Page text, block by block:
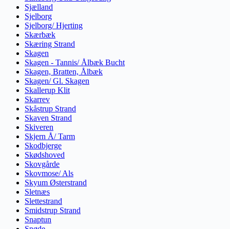
Sjælland
Sjelborg
Sjelborg/ Hjerting
Skærbæk
Skæring Strand
Skagen
Skagen - Tannis/ Ålbæk Bucht
Skagen, Bratten, Ålbæk
Skagen/ Gl. Skagen
Skallerup Klit
Skarrev
Skåstrup Strand
Skaven Strand
Skiveren
Skjern Å/ Tarm
Skodbjerge
Skødshoved
Skovgårde
Skovmose/ Als
Skyum Østerstrand
Sletnæs
Slettestrand
Smidstrup Strand
Snaptun